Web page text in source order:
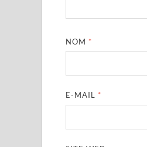
NOM *
E-MAIL *